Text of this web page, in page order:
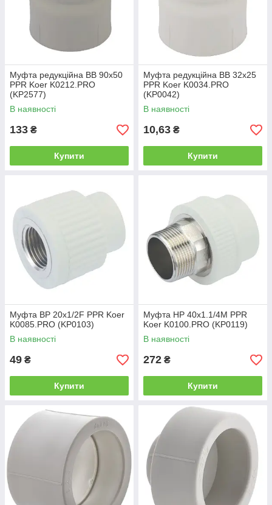
Муфта редукційна ВВ 90x50
PPR Koer K0212.PRO
(KP2577)
В наявності
133 ₴
Купити
Муфта редукційна ВВ 32x25
PPR Koer K0034.PRO
(KP0042)
В наявності
10,63 ₴
Купити
Муфта ВР 20x1/2F PPR Koer
K0085.PRO (KP0103)
В наявності
49 ₴
Купити
Муфта НР 40x1.1/4M PPR
Koer K0100.PRO (KP0119)
В наявності
272 ₴
Купити